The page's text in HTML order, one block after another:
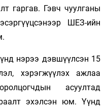
гаргав. Гэвч чуулганы
ШЕЗ-ийн
нэрээ дэвшүүлсэн 15
хэрэгжүүлэх ажлаа
асуултад
эхэлсэн юм. Үүнд